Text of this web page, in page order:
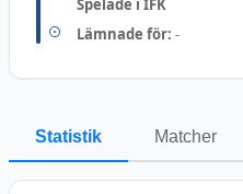
Spelade i IFK
Lämnade för: -
Statistik Matcher